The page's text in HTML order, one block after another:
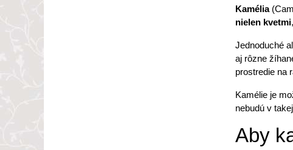
Kamélia
nielen kvetmi
Jednoduché
aj rôzne
prostredie na
Kamélie je
nebudú v
Aby